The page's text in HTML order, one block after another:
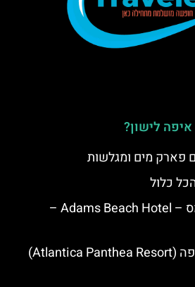
איפה לישון?
פארק מים ומגלשות
כלול
איה נאפה מלון אדמס – Adams Beach Hotel –
מלון פאנטה איה נאפה (Atlantica Panthea Resort)